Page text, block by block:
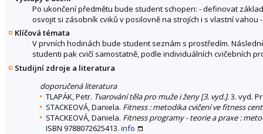
Po ukončení předmětu bude student schopen: - definovat
osvojit si zásobník cviků v posilovně na strojích i s vlastní
Klíčová témata
V prvních hodinách bude student seznám s prostředím.
studenti pak cvičí samostatně, podle individuálních cvičebních
Studijní zdroje a literatura
doporučená literatura
TLAPÁK, Petr. Tvarování těla pro muže i ženy [3. vyd.]. 3. vyd.
STACKEOVÁ, Daniela. Fitness : metodika cvičení ve fitness
STACKEOVÁ, Daniela. Fitness programy - teorie a praxe :
ISBN 9788072625413. info